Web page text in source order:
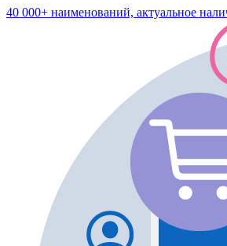
40 000+ наименований, актуальное